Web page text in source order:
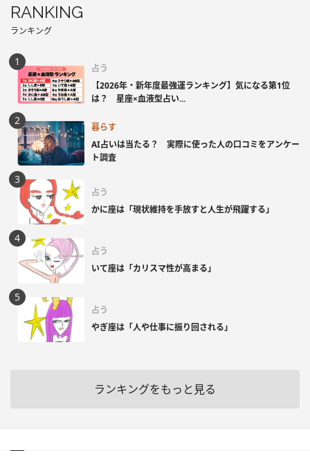
RANKING
ランキング
占う
【2026年・新年度最強運ランキング】気になる第1位
は？ 星座×血液型占い...
暮らす
AI占いは当たる？ 実際に使った人の口コミをアンケー
ト調査
占う
かに座は「現状維持を手放すと人生が飛躍する」
占う
いて座は「カリスマ性が高まる」
占う
やぎ座は「人や仕事に振り回される」
ランキングをもっと見る